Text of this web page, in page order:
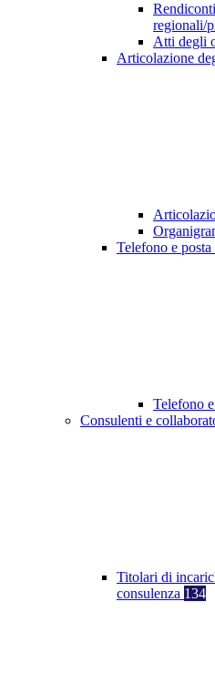
regionali/
Atti degli
Articolazione
Telefono e posta
Telefono
Consulenti e
Titolari di
consulenza 134